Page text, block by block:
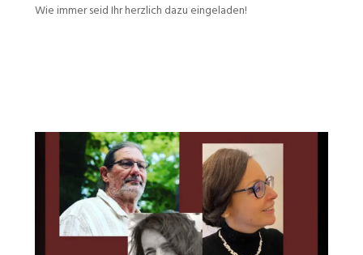
Wie immer seid Ihr herzlich dazu eingeladen!